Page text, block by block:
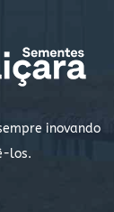
inovando
los.